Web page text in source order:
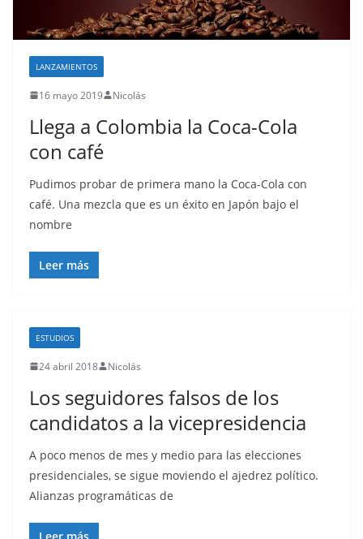
LANZAMIENTOS
16 mayo 2019 Nicolás
Llega a Colombia la Coca-Cola
con café
Pudimos probar de primera mano la Coca-Cola con
café. Una mezcla que es un éxito en Japón bajo el
nombre
Leer más
ESTUDIOS
24 abril 2018 Nicolás
Los seguidores falsos de los
candidatos a la vicepresidencia
A poco menos de mes y medio para las elecciones
presidenciales, se sigue moviendo el ajedrez político.
Alianzas programáticas de